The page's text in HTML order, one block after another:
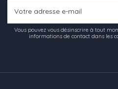
Vous pouvez vous désinscrire à tout
informations de contact dans les